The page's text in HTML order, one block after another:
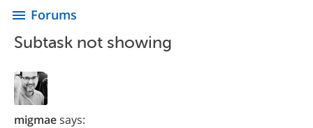
menu Forums
Subtask not showing
migmaesays: